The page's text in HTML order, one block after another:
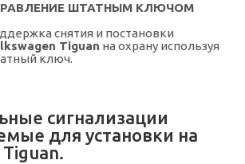
ШТАТНЫМ КЛЮЧОМ
снятия и постановки
Tiguan на охрану используя
ключ.
сигнализации
для установки на